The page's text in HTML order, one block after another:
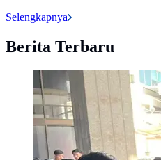
Selengkapnya
Berita Terbaru